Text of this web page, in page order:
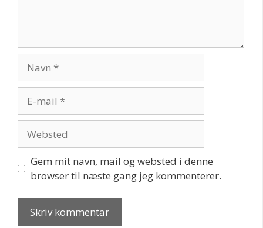
mail
Gem mit navn, mail og websted i denne
browser til næste gang jeg kommenterer.